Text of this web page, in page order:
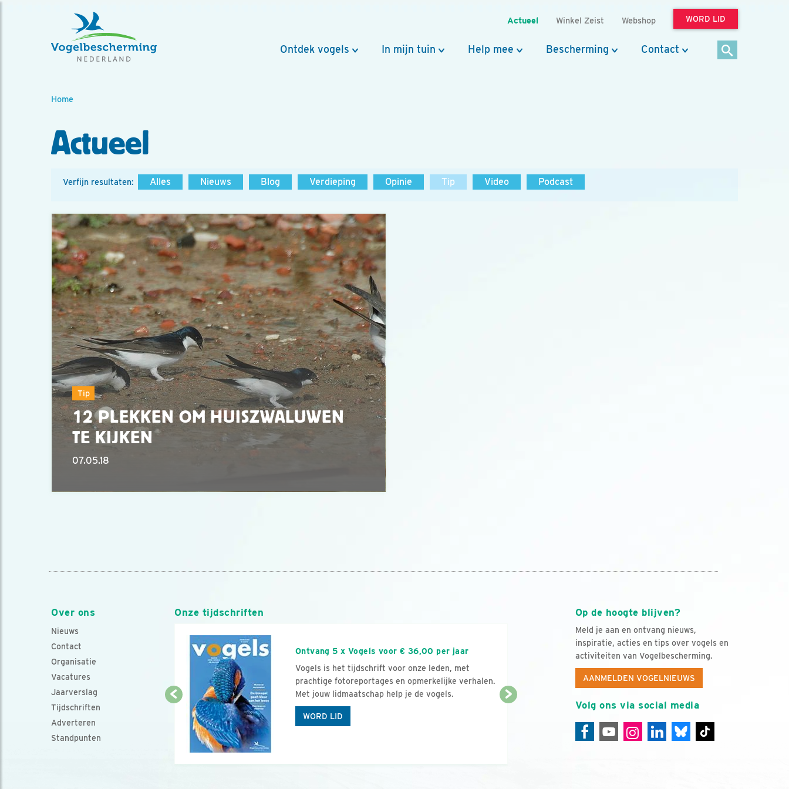
Actueel Winkel Zeist Webshop WORD LID
Ontdek vogels In mijn tuin Help mee Bescherming Contact
Home
Actueel
Verfijn resultaten: Alles Nieuws Blog Verdieping Opinie Tip Video Podcast
Tip
12 PLEKKEN OM HUISZWALUWEN
TE KIJKEN
07.05.18
Over ons
Nieuws
Contact
Organisatie
Vacatures
Jaarverslag
Tijdschriften
Adverteren
Standpunten
Op de hoogte blijven?
Meld je aan en ontvang nieuws,
inspiratie, acties en tips over vogels en
activiteiten van Vogelbescherming.
AANMELDEN VOGELNIEUWS
Volg ons via social media
Onze tijdschriften
Ontvang 5 x Vogels voor € 36,00 per jaar
Vogels is het tijdschrift voor onze leden, met
prachtige fotoreportages en opmerkelijke verhalen.
Met jouw lidmaatschap help je de vogels.
WORD LID